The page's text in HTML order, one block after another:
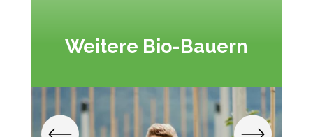
Weitere Bio-Bauern